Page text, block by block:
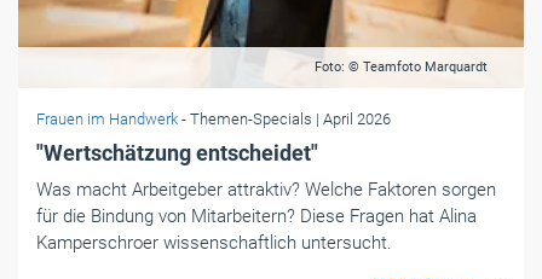
Foto: © Teamfoto Marquardt
Frauen im Handwerk - Themen-Specials | April 2026
"Wertschätzung entscheidet"
Was macht Arbeitgeber attraktiv? Welche Faktoren sorgen
für die Bindung von Mitarbeitern? Diese Fragen hat Alina
Kamperschroer wissenschaftlich untersucht.